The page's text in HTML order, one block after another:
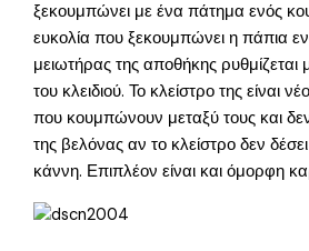
ξεκουμπώνει με ένα πάτημα ενός
ευκολία που ξεκουμπώνει η πάπια
μειωτήρας της αποθήκης
του κλειδιού. Το κλείστρο της είναι
που κουμπώνουν μεταξύ τους και
της βελόνας αν το κλείστρο δεν
κάννη. Επιπλέον είναι και όμορφη